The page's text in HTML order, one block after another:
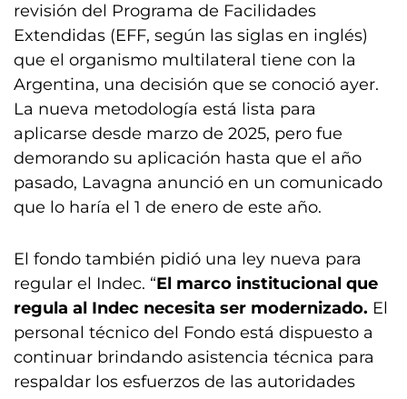
revisión del Programa de Facilidades
Extendidas (EFF, según las siglas en inglés)
que el organismo multilateral tiene con la
Argentina, una decisión que se conoció ayer.
La nueva metodología está lista para
aplicarse desde marzo de 2025, pero fue
demorando su aplicación hasta que el año
pasado, Lavagna anunció en un comunicado
que lo haría el 1 de enero de este año.
El fondo también pidió una ley nueva para
regular el Indec. “El marco institucional que
regula al Indec necesita ser modernizado. El
personal técnico del Fondo está dispuesto a
continuar brindando asistencia técnica para
respaldar los esfuerzos de las autoridades